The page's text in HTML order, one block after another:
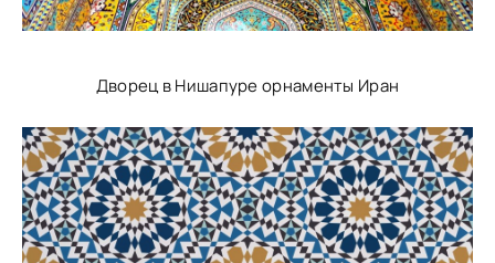
Дворец в Нишапуре орнаменты Иран